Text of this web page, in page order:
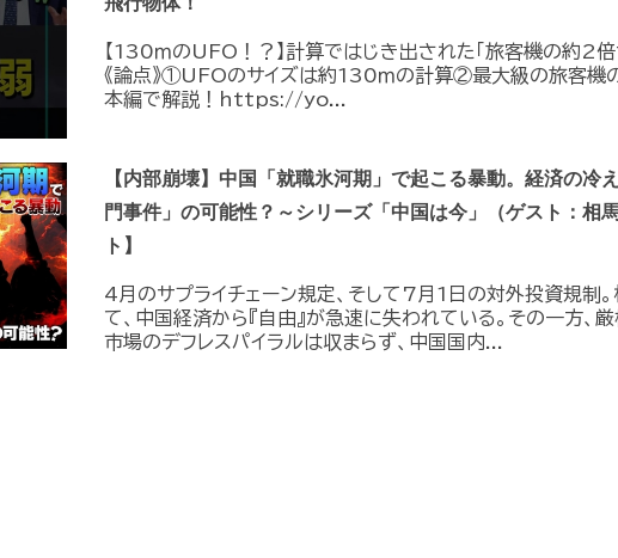
【130ｍのUFO！？】計算ではじき出された「旅客機の約2倍
《論点》①UFOのサイズは約130ｍの計算②最大級の旅客機
本編で解説！https://yo...
【内部崩壊】中国「就職氷河期」で起こる暴動。経済の冷
門事件」の可能性？～シリーズ「中国は今」（ゲスト：相
ト】
4月のサプライチェーン規定、そして7月1日の対外投資規制
て、中国経済から『自由』が急速に失われている。その一方、
市場のデフレスパイラルは収まらず、中国国内...